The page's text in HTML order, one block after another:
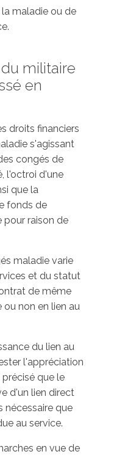
maladie ou de
militaire
en
droits financiers
s'agissant
congés de
l'octroi d'une
que la
fonds de
pour raison de
maladie varie
et du statut
de même
ou non en lien au
du lien au
l'appréciation
que le
d'un lien direct
nécessaire que
au service.
en vue de